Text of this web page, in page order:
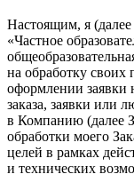
Настоящим, я
«Частное
на обработку
оформлении заявки
заказа, заявки или
в Компанию (далее
обработки моего
целей в рамках
и технических